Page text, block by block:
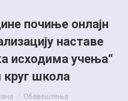
почиње онлајн
наставе
исходима учења“
круг школа
Обавештења